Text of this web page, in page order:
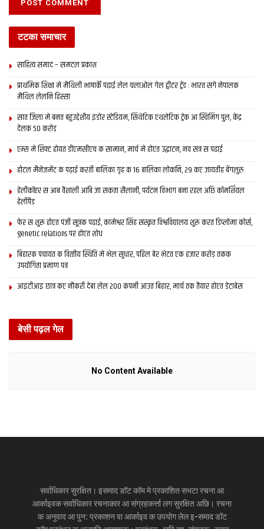
टटका समाचार
साहित्य समाद – समटल प्रकाश
प्राथमिक शि‍क्षा मे मैथि‍ली भाषाकेँ पढ़ाई लेल चलाओल गेल ट्वीटर ट्रेंड : भारत संगे नेपालक
मैथिल लेलनि हिस्सा
सात जिला मे बनत बहुउद्देशीय इंडोर स्‍टेडि‍यम, सिंथेटिक एथलेटिक ट्रेक आ स्विमिंग पुल, केंद्र
देलक 50 करोड़
एम्स मे शिफ्ट होयत डीएमसीएच क सामान, मार्च मे होएत उद्घाटन, नव सत्र स पढाई
होटल मैनेजमेंट क पढ़ाई करती बालिका गृह क 16 बालिका लोकनि, 29 कए जायतीह बेंगलुरु
हेलीकॉप्टर स आब वैशाली आबि जा सकता सैलानी, पर्यटन विभाग बना रहल अछि कॉमर्शियल
हेलीपैड
फेर स शुरू होएत पंजी सूत्रक पढाई, कामेश्वर सिंह संस्कृत विश्वविद्यालय शुरू करत डिप्लोमा कोर्स,
genetic relations पर होएत शोध
बिहारक पंचायत क वित्‍तीय स्थिति मे भेल सुधार, पहिल बेर भेटत एक हजार करोड़ तकक
उपयोगिता प्रमाण पत्र
आइटीआइ छात्र कए नौकरी देबा लेल 200 कंपनी आउत बिहार, मार्च तक तैयार होएत डेटाबेस
बेसी पढ़ल गेल
No Content Available
सर्वाधिकार सुरक्षित। इसमाद डॉट कॉम मे प्रकाशित सभटा रचना आ
आर्काइवक सर्वाधिकार रचनाकार आ संग्रहकर्त्ता लग सुरक्षित अछि। रचना
क अनुवाद आ पुन: प्रकाशन वा आर्काइव क उपयोग लेल इ-समाद डॉट